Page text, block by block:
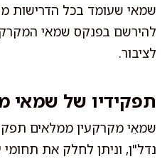
שמאי שעומד בכל הדרישות
להירשם בפנקס שמאי
לציבור.
תפקידיו של שמאי
שמאֵי מקרקעין ממלאים
נדל"ן, וניתן לחלק את